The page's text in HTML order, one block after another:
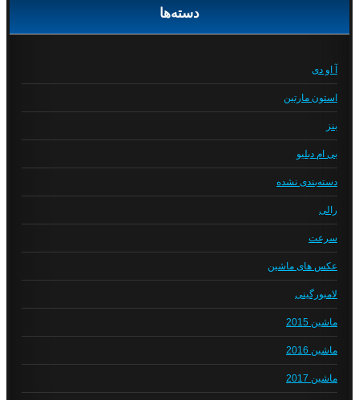
دسته‌ها
آ او دی
استون مارتین
بنز
بی ام دبلیو
دسته‌بندی نشده
رالی
سرعت
عکس های ماشین
لامبورگینی
ماشین 2015
ماشین 2016
ماشین 2017